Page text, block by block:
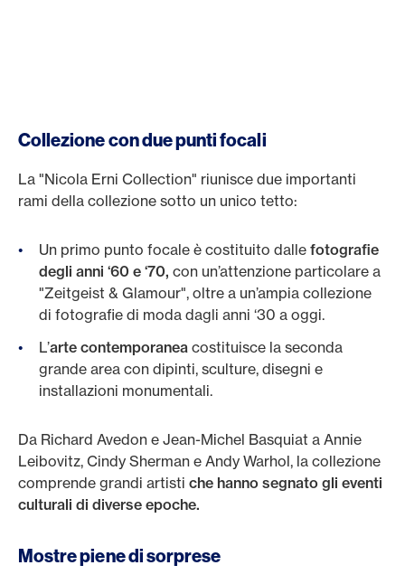
Collezione con due punti focali
La "Nicola Erni Collection" riunisce due importanti
rami della collezione sotto un unico tetto:
Un primo punto focale è costituito dalle fotografie
degli anni ‘60 e ‘70, con un’attenzione particolare a
"Zeitgeist & Glamour", oltre a un’ampia collezione
di fotografie di moda dagli anni ‘30 a oggi.
L’arte contemporanea costituisce la seconda
grande area con dipinti, sculture, disegni e
installazioni monumentali.
Da Richard Avedon e Jean-Michel Basquiat a Annie
Leibovitz, Cindy Sherman e Andy Warhol, la collezione
comprende grandi artisti che hanno segnato gli eventi
culturali di diverse epoche.
Mostre piene di sorprese